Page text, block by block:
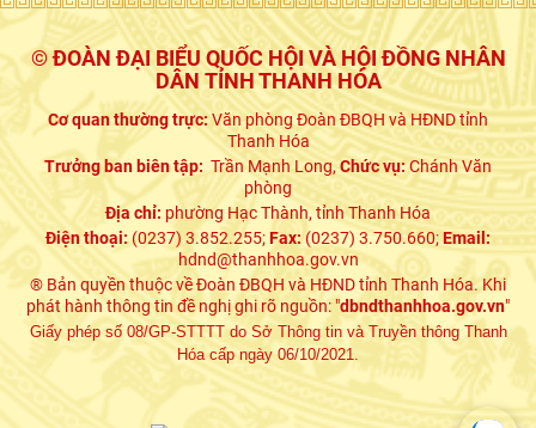
© ĐOÀN ĐẠI BIỂU QUỐC HỘI VÀ HỘI ĐỒNG NHÂN
DÂN TỈNH THANH HÓA
Cơ quan thường trực:Văn phòng Đoàn ĐBQH và HĐND tỉnh
Thanh Hóa
Trưởng ban biên tập: Trần Mạnh Long,Chức vụ:Chánh Văn
phòng
Địa chỉ: phường Hạc Thành, tỉnh Thanh Hóa
Điện thoại: (0237) 3.852.255;Fax:(0237) 3.750.660;Email:
hdnd@thanhhoa.gov.vn
® Bản quyền thuộc về Đoàn ĐBQH và HĐND tỉnh Thanh Hóa. Khi
phát hành thông tin đề nghị ghi rõ nguồn: "dbndthanhhoa.gov.vn"
Giấy phép số 08/GP-STTTT do Sở Thông tin và Truyền thông Thanh
Hóa cấp ngày 06/10/2021.